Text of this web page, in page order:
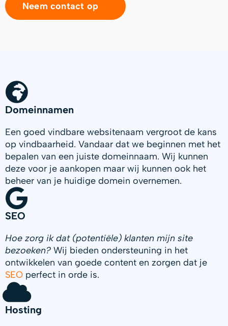
Neem contact op
Domeinnamen
Een goed vindbare websitenaam vergroot de kans
op vindbaarheid. Vandaar dat we beginnen met het
bepalen van een juiste domeinnaam. Wij kunnen
deze voor je aankopen maar wij kunnen ook het
beheer van je huidige domein overnemen.
SEO
Hoe zorg ik dat (potentiële) klanten mijn site
bezoeken? Wij bieden ondersteuning in het
ontwikkelen van goede content en zorgen dat je
SEO perfect in orde is.
Hosting